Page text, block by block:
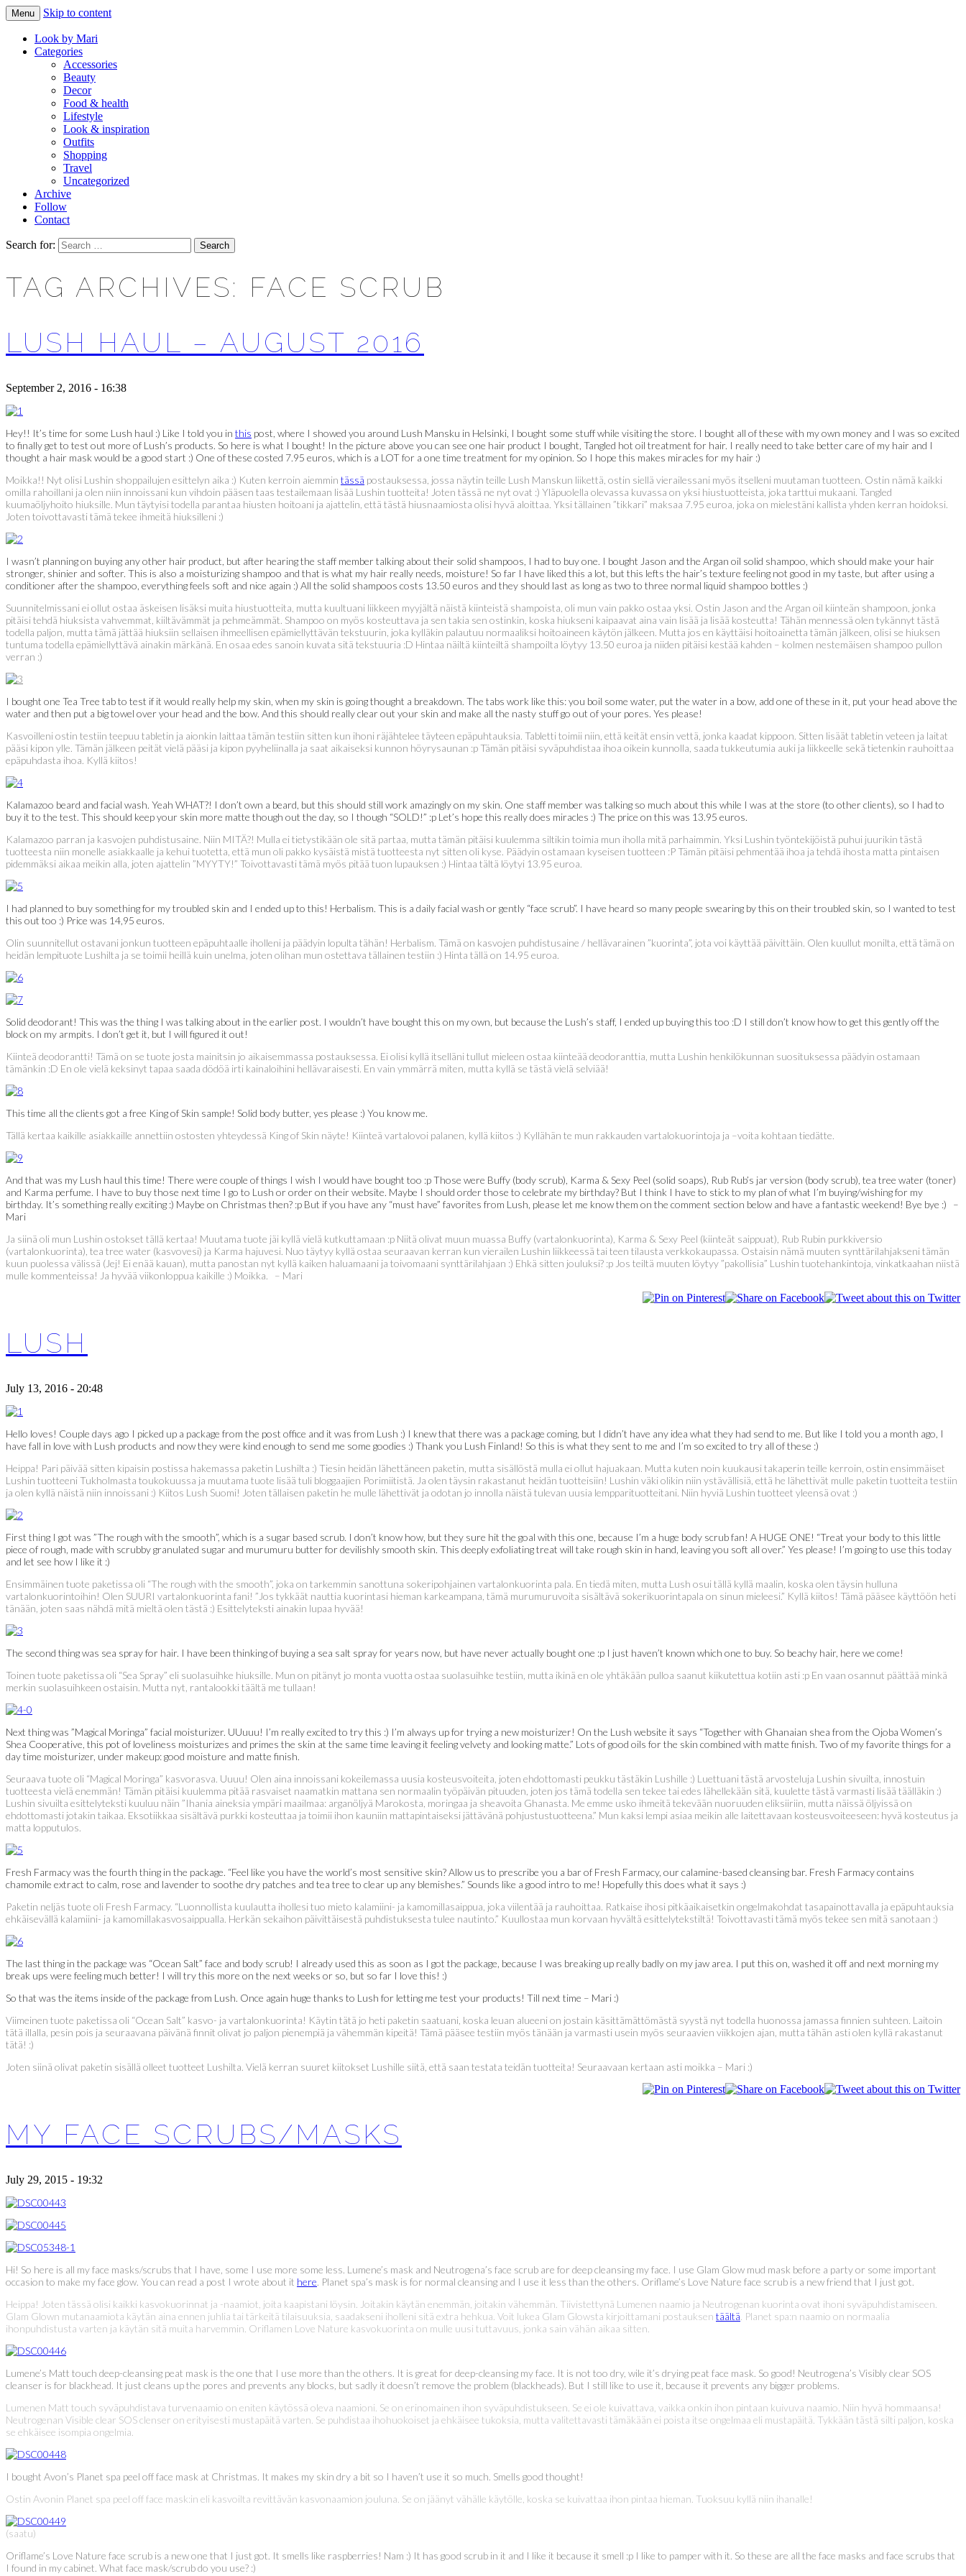
LOOK BY MARI
Makeup & beauty blog
Menu Skip to content
Look by Mari
Categories
Accessories
Beauty
Decor
Food & health
Lifestyle
Look & inspiration
Outfits
Shopping
Travel
Uncategorized
Archive
Follow
Contact
Search for:
TAG ARCHIVES: FACE SCRUB
LUSH HAUL – AUGUST 2016
September 2, 2016 - 16:38
Hey!! It’s time for some Lush haul :) Like I told you in this post, where I showed you around Lush Mansku in Helsinki, I bought some stuff while visiting the store. I bought all of these with my own money and I was so excited
to finally get to test out more of Lush’s products. So here is what I bought! In the picture above you can see one hair product I bought, Tangled hot oil treatment for hair. I really need to take better care of my hair and I
thought a hair mask would be a good start :) One of these costed 7.95 euros, which is a LOT for a one time treatment for my opinion. So I hope this makes miracles for my hair :)
Moikka!! Nyt olisi Lushin shoppailujen esittelyn aika :) Kuten kerroin aiemmin tässä postauksessa, jossa näytin teille Lush Manskun liikettä, ostin siellä vierailessani myös itselleni muutaman tuotteen. Ostin nämä kaikki
omilla rahoillani ja olen niin innoissani kun vihdoin pääsen taas testailemaan lisää Lushin tuotteita! Joten tässä ne nyt ovat :) Yläpuolella olevassa kuvassa on yksi hiustuotteista, joka tarttui mukaani. Tangled
kuumaöljyhoito hiuksille. Mun täytyisi todella parantaa hiusten hoitoani ja ajattelin, että tästä hiusnaamiosta olisi hyvä aloittaa. Yksi tällainen ”tikkari” maksaa 7.95 euroa, joka on mielestäni kallista yhden kerran hoidoksi.
Joten toivottavasti tämä tekee ihmeitä hiuksilleni :)
I wasn’t planning on buying any other hair product, but after hearing the staff member talking about their solid shampoos, I had to buy one. I bought Jason and the Argan oil solid shampoo, which should make your hair
stronger, shinier and softer. This is also a moisturizing shampoo and that is what my hair really needs, moisture! So far I have liked this a lot, but this lefts the hair’s texture feeling not good in my taste, but after using a
conditioner after the shampoo, everything feels soft and nice again :) All the solid shampoos costs 13.50 euros and they should last as long as two to three normal liquid shampoo bottles :)
Suunnitelmissani ei ollut ostaa äskeisen lisäksi muita hiustuotteita, mutta kuultuani liikkeen myyjältä näistä kiinteistä shampoista, oli mun vain pakko ostaa yksi. Ostin Jason and the Argan oil kiinteän shampoon, jonka
pitäisi tehdä hiuksista vahvemmat, kiiltävämmät ja pehmeämmät. Shampoo on myös kosteuttava ja sen takia sen ostinkin, koska hiukseni kaipaavat aina vain lisää ja lisää kosteutta! Tähän mennessä olen tykännyt tästä
todella paljon, mutta tämä jättää hiuksiin sellaisen ihmeellisen epämiellyttävän tekstuurin, joka kylläkin palautuu normaaliksi hoitoaineen käytön jälkeen. Mutta jos en käyttäisi hoitoainetta tämän jälkeen, olisi se hiuksen
tuntuma todella epämiellyttävä ainakin märkänä. En osaa edes sanoin kuvata sitä tekstuuria :D Hintaa näiltä kiinteiltä shampoilta löytyy 13.50 euroa ja niiden pitäisi kestää kahden – kolmen nestemäisen shampoo pullon
verran :)
I bought one Tea Tree tab to test if it would really help my skin, when my skin is going thought a breakdown. The tabs work like this: you boil some water, put the water in a bow, add one of these in it, put your head above the
water and then put a big towel over your head and the bow. And this should really clear out your skin and make all the nasty stuff go out of your pores. Yes please!
Kasvoilleni ostin testiin teepuu tabletin ja aionkin laittaa tämän testiin sitten kun ihoni räjähtelee täyteen epäpuhtauksia. Tabletti toimii niin, että keität ensin vettä, jonka kaadat kippoon. Sitten lisäät tabletin veteen ja laitat
pääsi kipon ylle. Tämän jälkeen peität vielä pääsi ja kipon pyyheliinalla ja saat aikaiseksi kunnon höyrysaunan :p Tämän pitäisi syväpuhdistaa ihoa oikein kunnolla, saada tukkeutumia auki ja liikkeelle sekä tietenkin rauhoittaa
epäpuhdasta ihoa. Kyllä kiitos!
Kalamazoo beard and facial wash. Yeah WHAT?! I don’t own a beard, but this should still work amazingly on my skin. One staff member was talking so much about this while I was at the store (to other clients), so I had to
buy it to the test. This should keep your skin more matte though out the day, so I though “SOLD!” :p Let’s hope this really does miracles :) The price on this was 13.95 euros.
Kalamazoo parran ja kasvojen puhdistusaine. Niin MITÄ?! Mulla ei tietystikään ole sitä partaa, mutta tämän pitäisi kuulemma siltikin toimia mun iholla mitä parhaimmin. Yksi Lushin työntekijöistä puhui juurikin tästä
tuotteesta niin monelle asiakkaalle ja kehui tuotetta, että mun oli pakko kysäistä mistä tuotteesta nyt sitten oli kyse. Päädyin ostamaan kyseisen tuotteen :P Tämän pitäisi pehmentää ihoa ja tehdä ihosta matta pintaisen
pidemmäksi aikaa meikin alla, joten ajattelin ”MYYTY!” Toivottavasti tämä myös pitää tuon lupauksen :) Hintaa tältä löytyi 13.95 euroa.
I had planned to buy something for my troubled skin and I ended up to this! Herbalism. This is a daily facial wash or gently “face scrub”. I have heard so many people swearing by this on their troubled skin, so I wanted to test
this out too :) Price was 14,95 euros.
Olin suunnitellut ostavani jonkun tuotteen epäpuhtaalle iholleni ja päädyin lopulta tähän! Herbalism. Tämä on kasvojen puhdistusaine / hellävarainen ”kuorinta”, jota voi käyttää päivittäin. Olen kuullut monilta, että tämä on
heidän lempituote Lushilta ja se toimii heillä kuin unelma, joten olihan mun ostettava tällainen testiin :) Hinta tällä on 14.95 euroa.
Solid deodorant! This was the thing I was talking about in the earlier post. I wouldn’t have bought this on my own, but because the Lush’s staff, I ended up buying this too :D I still don’t know how to get this gently off the
block on my armpits. I don’t get it, but I will figured it out!
Kiinteä deodorantti! Tämä on se tuote josta mainitsin jo aikaisemmassa postauksessa. Ei olisi kyllä itselläni tullut mieleen ostaa kiinteää deodoranttia, mutta Lushin henkilökunnan suosituksessa päädyin ostamaan
tämänkin :D En ole vielä keksinyt tapaa saada dödöä irti kainaloihini hellävaraisesti. En vain ymmärrä miten, mutta kyllä se tästä vielä selviää!
This time all the clients got a free King of Skin sample! Solid body butter, yes please :) You know me.
Tällä kertaa kaikille asiakkaille annettiin ostosten yhteydessä King of Skin näyte! Kiinteä vartalovoi palanen, kyllä kiitos :) Kyllähän te mun rakkauden vartalokuorintoja ja –voita kohtaan tiedätte.
And that was my Lush haul this time! There were couple of things I wish I would have bought too :p Those were Buffy (body scrub), Karma & Sexy Peel (solid soaps), Rub Rub’s jar version (body scrub), tea tree water (toner)
and Karma perfume. I have to buy those next time I go to Lush or order on their website. Maybe I should order those to celebrate my birthday? But I think I have to stick to my plan of what I’m buying/wishing for my
birthday. It’s something really exciting :) Maybe on Christmas then? :p But if you have any “must have” favorites from Lush, please let me know them on the comment section below and have a fantastic weekend! Bye bye :) –
Mari
Ja siinä oli mun Lushin ostokset tällä kertaa! Muutama tuote jäi kyllä vielä kutkuttamaan :p Niitä olivat muun muassa Buffy (vartalonkuorinta), Karma & Sexy Peel (kiinteät saippuat), Rub Rubin purkkiversio
(vartalonkuorinta), tea tree water (kasvovesi) ja Karma hajuvesi. Nuo täytyy kyllä ostaa seuraavan kerran kun vierailen Lushin liikkeessä tai teen tilausta verkkokaupassa. Ostaisin nämä muuten synttärilahjakseni tämän
kuun puolessa välissä (Jej! Ei enää kauan), mutta panostan nyt kyllä kaiken haluamaani ja toivomaani synttärilahjaan :) Ehkä sitten jouluksi? :p Jos teiltä muuten löytyy ”pakollisia” Lushin tuotehankintoja, vinkatkaahan niistä
mulle kommenteissa! Ja hyvää viikonloppua kaikille :) Moikka. – Mari
LUSH
July 13, 2016 - 20:48
Hello loves! Couple days ago I picked up a package from the post office and it was from Lush :) I knew that there was a package coming, but I didn’t have any idea what they had send to me. But like I told you a month ago, I
have fall in love with Lush products and now they were kind enough to send me some goodies :) Thank you Lush Finland! So this is what they sent to me and I’m so excited to try all of these :)
Heippa! Pari päivää sitten kipaisin postissa hakemassa paketin Lushilta :) Tiesin heidän lähettäneen paketin, mutta sisällöstä mulla ei ollut hajuakaan. Mutta kuten noin kuukausi takaperin teille kerroin, ostin ensimmäiset
Lushin tuotteeni Tukholmasta toukokuussa ja muutama tuote lisää tuli bloggaajien Porimiitistä. Ja olen täysin rakastanut heidän tuotteisiin! Lushin väki olikin niin ystävällisiä, että he lähettivät mulle paketin tuotteita testiin
ja olen kyllä näistä niin innoissani :) Kiitos Lush Suomi! Joten tällaisen paketin he mulle lähettivät ja odotan jo innolla näistä tulevan uusia lempparituotteitani. Niin hyviä Lushin tuotteet yleensä ovat :)
First thing I got was ”The rough with the smooth”, which is a sugar based scrub. I don’t know how, but they sure hit the goal with this one, because I’m a huge body scrub fan! A HUGE ONE! “Treat your body to this little
piece of rough, made with scrubby granulated sugar and murumuru butter for devilishly smooth skin. This deeply exfoliating treat will take rough skin in hand, leaving you soft all over.” Yes please! I’m going to use this today
and let see how I like it :)
Ensimmäinen tuote paketissa oli “The rough with the smooth”, joka on tarkemmin sanottuna sokeripohjainen vartalonkuorinta pala. En tiedä miten, mutta Lush osui tällä kyllä maalin, koska olen täysin hulluna
vartalonkuorintoihin! Olen SUURI vartalonkuorinta fani! ”Jos tykkäät nauttia kuorintasi hieman karkeampana, tämä murumuruvoita sisältävä sokerikuorintapala on sinun mieleesi.” Kyllä kiitos! Tämä pääsee käyttöön heti
tänään, joten saas nähdä mitä mieltä olen tästä :) Esittelyteksti ainakin lupaa hyvää!
The second thing was sea spray for hair. I have been thinking of buying a sea salt spray for years now, but have never actually bought one :p I just haven’t known which one to buy. So beachy hair, here we come!
Toinen tuote paketissa oli “Sea Spray” eli suolasuihke hiuksille. Mun on pitänyt jo monta vuotta ostaa suolasuihke testiin, mutta ikinä en ole yhtäkään pulloa saanut kiikutettua kotiin asti :p En vaan osannut päättää minkä
merkin suolasuihkeen ostaisin. Mutta nyt, rantalookki täältä me tullaan!
Next thing was ”Magical Moringa” facial moisturizer. UUuuu! I’m really excited to try this :) I’m always up for trying a new moisturizer! On the Lush website it says “Together with Ghanaian shea from the Ojoba Women’s
Shea Cooperative, this pot of loveliness moisturizes and primes the skin at the same time leaving it feeling velvety and looking matte.” Lots of good oils for the skin combined with matte finish. Two of my favorite things for a
day time moisturizer, under makeup: good moisture and matte finish.
Seuraava tuote oli “Magical Moringa” kasvorasva. Uuuu! Olen aina innoissani kokeilemassa uusia kosteusvoiteita, joten ehdottomasti peukku tästäkin Lushille :) Luettuani tästä arvosteluja Lushin sivuilta, innostuin
tuotteesta vielä enemmän! Tämän pitäisi kuulemma pitää rasvaiset naamatkin mattana sen normaalin työpäivän pituuden, joten jos tämä todella sen tekee tai edes lähellekään sitä, kuulette tästä varmasti lisää täälläkin :)
Lushin sivuilta esittelyteksti kuuluu näin ”Ihania aineksia ympäri maailmaa: arganöljyä Marokosta, moringaa ja sheavoita Ghanasta. Me emme usko ihmeitä tekevään nuoruuden eliksiiriin, mutta näissä öljyissä on
ehdottomasti jotakin taikaa. Eksotiikkaa sisältävä purkki kosteuttaa ja toimii ihon kauniin mattapintaiseksi jättävänä pohjustustuotteena.” Mun kaksi lempi asiaa meikin alle laitettavaan kosteusvoiteeseen: hyvä kosteutus ja
matta lopputulos.
Fresh Farmacy was the fourth thing in the package. “Feel like you have the world’s most sensitive skin? Allow us to prescribe you a bar of Fresh Farmacy, our calamine-based cleansing bar. Fresh Farmacy contains
chamomile extract to calm, rose and lavender to soothe dry patches and tea tree to clear up any blemishes.” Sounds like a good intro to me! Hopefully this does what it says :)
Paketin neljäs tuote oli Fresh Farmacy. “Luonnollista kuulautta ihollesi tuo mieto kalamiini- ja kamomillasaippua, joka viilentää ja rauhoittaa. Ratkaise ihosi pitkäaikaisetkin ongelmakohdat tasapainottavalla ja epäpuhtauksia
ehkäisevällä kalamiini- ja kamomillakasvosaippualla. Herkän sekaihon päivittäisestä puhdistuksesta tulee nautinto.” Kuullostaa mun korvaan hyvältä esittelytekstiltä! Toivottavasti tämä myös tekee sen mitä sanotaan :)
The last thing in the package was “Ocean Salt” face and body scrub! I already used this as soon as I got the package, because I was breaking up really badly on my jaw area. I put this on, washed it off and next morning my
break ups were feeling much better! I will try this more on the next weeks or so, but so far I love this! :)
So that was the items inside of the package from Lush. Once again huge thanks to Lush for letting me test your products! Till next time – Mari :)
Viimeinen tuote paketissa oli “Ocean Salt” kasvo- ja vartalonkuorinta! Käytin tätä jo heti paketin saatuani, koska leuan alueeni on jostain käsittämättömästä syystä nyt todella huonossa jamassa finnien suhteen. Laitoin
tätä illalla, pesin pois ja seuraavana päivänä finnit olivat jo paljon pienempiä ja vähemmän kipeitä! Tämä pääsee testiin myös tänään ja varmasti usein myös seuraavien viikkojen ajan, mutta tähän asti olen kyllä rakastanut
tätä! :)
Joten siinä olivat paketin sisällä olleet tuotteet Lushilta. Vielä kerran suuret kiitokset Lushille siitä, että saan testata teidän tuotteita! Seuraavaan kertaan asti moikka – Mari :)
MY FACE SCRUBS/MASKS
July 29, 2015 - 19:32
Hi! So here is all my face masks/scrubs that I have, some I use more some less. Lumene’s mask and Neutrogena’s face scrub are for deep cleansing my face. I use Glam Glow mud mask before a party or some important
occasion to make my face glow. You can read a post I wrote about it here. Planet spa’s mask is for normal cleansing and I use it less than the others. Oriflame’s Love Nature face scrub is a new friend that I just got.
Heippa! Joten tässä olisi kaikki kasvokuorinnat ja -naamiot, joita kaapistani löysin. Joitakin käytän enemmän, joitakin vähemmän. Tiivistettynä Lumenen naamio ja Neutrogenan kuorinta ovat ihoni syväpuhdistamiseen.
Glam Glown mutanaamiota käytän aina ennen juhlia tai tärkeitä tilaisuuksia, saadakseni iholleni sitä extra hehkua. Voit lukea Glam Glowsta kirjoittamani postauksen täältä . Planet spa:n naamio on normaalia
ihonpuhdistusta varten ja käytän sitä muita harvemmin. Oriflamen Love Nature kasvokuorinta on mulle uusi tuttavuus, jonka sain vähän aikaa sitten.
Lumene’s Matt touch deep-cleansing peat mask is the one that I use more than the others. It is great for deep-cleansing my face. It is not too dry, wile it’s drying peat face mask. So good! Neutrogena’s Visibly clear SOS
cleanser is for blackhead. It just cleans up the pores and prevents any blocks, but sadly it doesn’t remove the problem (blackheads). But I still like to use it, because it prevents any bigger problems.
Lumenen Matt touch syväpuhdistava turvenaamio on eniten käytössä oleva naamioni. Se on erinomainen ihon syväpuhdistukseen. Se ei ole kuivattava, vaikka onkin ihon pintaan kuivuva naamio. Niin hyvä hommaansa!
Neutrogenan Visible clear SOS clenser on erityisesti mustapäitä varten. Se puhdistaa ihohuokoiset ja ehkäisee tukoksia, mutta valitettavasti tämäkään ei poista itse ongelmaa eli mustapäitä. Tykkään tästä silti paljon, koska
se ehkäisee isompia ongelmia.
I bought Avon’s Planet spa peel off face mask at Christmas. It makes my skin dry a bit so I haven’t use it so much. Smells good thought!
Ostin Avonin Planet spa peel off face mask:in eli kasvoilta revittävän kasvonaamion jouluna. Se on jäänyt vähälle käytölle, koska se kuivattaa ihon pintaa hieman. Tuoksuu kyllä niin ihanalle!
(saatu)
Oriflame’s Love Nature face scrub is a new one that I just got. It smells like raspberries! Nam :) It has good scrub in it and I like it because it smell :p I like to pamper with it. So these are all the face masks and face scrubs that
I found in my cabinet. What face mask/scrub do you use? :)